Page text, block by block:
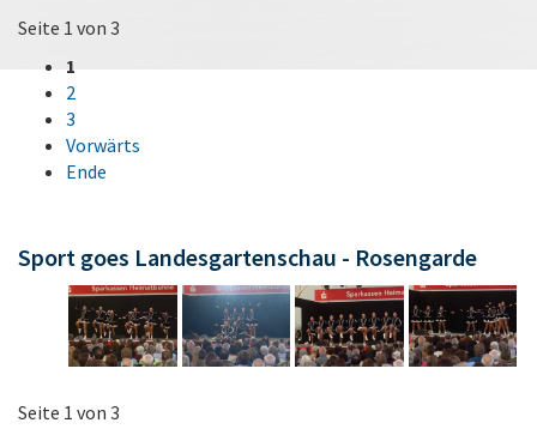
Seite 1 von 3
1
2
3
Vorwärts
Ende
Sport goes Landesgartenschau - Rosengarde
Seite 1 von 3